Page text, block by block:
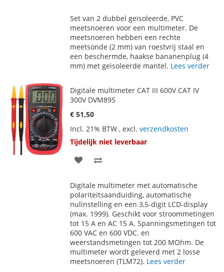
AAN
VERLANGLIJST
TE
VERGELIJKEN
Set van 2 dubbel geïsoleerde, PVC
meetsnoeren voor een multimeter. De
meetsnoeren hebben een rechte
meetsonde (2 mm) van roestvrij staal en
een beschermde, haakse bananenplug (4
mm) met geïsoleerde mantel. Lees verder
Digitale multimeter CAT III 600V CAT IV
300V DVM895
€ 51,50
Incl. 21% BTW , excl. verzendkosten
Tijdelijk niet leverbaar
VOEG
AAN
VERLANGLIJST
TE
VERGELIJKEN
Digitale multimeter met automatische
polariteitsaanduiding, automatische
nulinstelling en een 3,5-digit LCD-display
(max. 1999). Geschikt voor stroommetingen
tot 15 A en AC 15 A. Spanningsmetingen tot
600 VAC en 600 VDC. en
weerstandsmetingen tot 200 MOhm. De
multimeter wordt geleverd met 2 losse
meetsnoeren (TLM72). Lees verder